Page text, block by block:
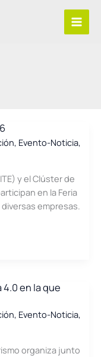
, Evento-Noticia,
y el Clúster de
en la Feria
empresas.
en la que
, Evento-Noticia,
organiza junto